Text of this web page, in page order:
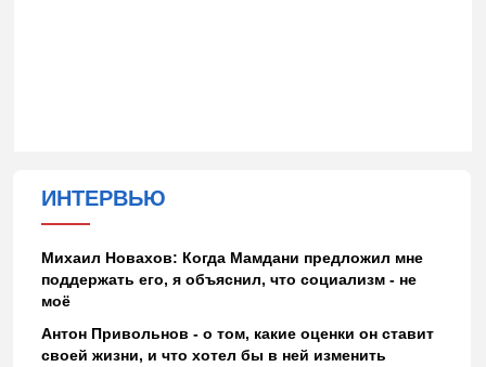
ИНТЕРВЬЮ
Михаил Новахов: Когда Мамдани предложил мне
поддержать его, я объяснил, что социализм - не
моё
Антон Привольнов - о том, какие оценки он ставит
своей жизни, и что хотел бы в ней изменить